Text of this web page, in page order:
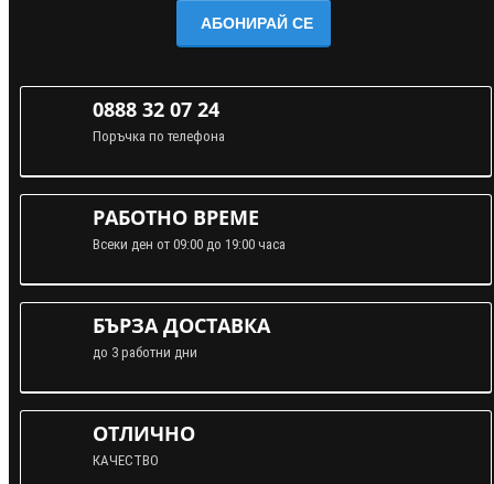
АБОНИРАЙ СЕ
0888 32 07 24
Поръчка по телефона
РАБОТНО ВРЕМЕ
Всеки ден от 09:00 до 19:00 часа
БЪРЗА ДОСТАВКА
до 3 работни дни
ОТЛИЧНО
КАЧЕСТВО